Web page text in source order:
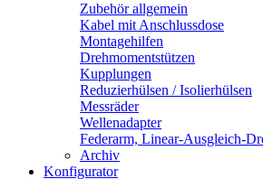
Zubehör allgemein
Kabel mit Anschlussdose
Montagehilfen
Drehmomentstützen
Kupplungen
Reduzierhülsen / Isolierhülsen
Messräder
Wellenadapter
Federarm, Linear-Ausgleich-
Archiv
Konfigurator